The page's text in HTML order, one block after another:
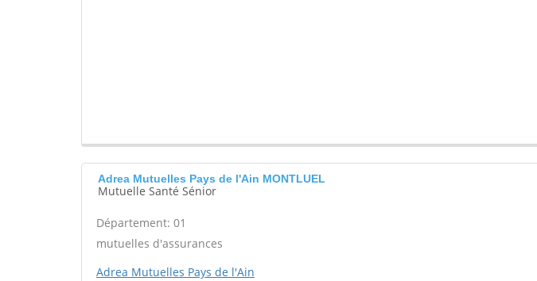
Adrea Mutuelles Pays de l'Ain MONTLUEL
Mutuelle Santé Sénior
Département: 01
mutuelles d'assurances
Adrea Mutuelles Pays de l'Ain